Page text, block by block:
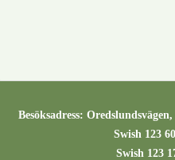
Besöksadress:
Swish 123
Swish 123 178